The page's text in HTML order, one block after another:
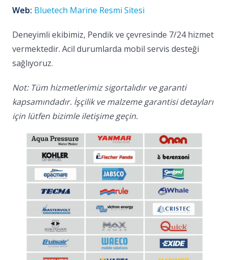
Web: Bluetech Marine Resmi Sitesi
Deneyimli ekibimiz, Pendik ve çevresinde 7/24 hizmet
vermektedir. Acil durumlarda mobil servis desteği
sağlıyoruz.
Not: Tüm hizmetlerimiz sigortalıdır ve garanti
kapsamındadır. İşçilik ve malzeme garantisi detayları
için lütfen bizimle iletişime geçin.